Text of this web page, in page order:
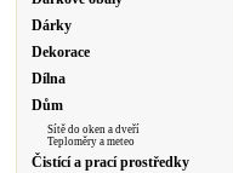
Dárky
Dekorace
Dílna
Dům
Sítě do oken a dveří
Teploměry a meteo
Čistící a prací prostředky